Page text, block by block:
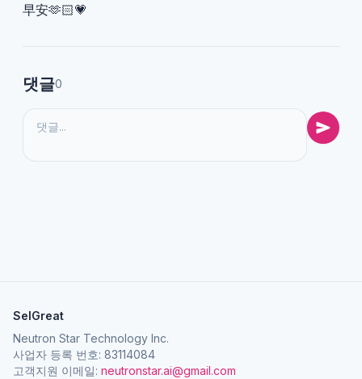
早安🫶🏻💗
댓글0
SelGreat
Neutron Star Technology Inc.
사업자 등록 번호: 83114084
고객지원 이메일: neutronstar.ai@gmail.com